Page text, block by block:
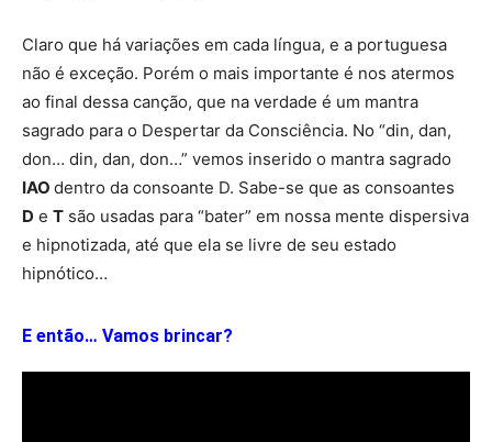
Claro que há variações em cada língua, e a portuguesa
não é exceção. Porém o mais importante é nos atermos
ao final dessa canção, que na verdade é um mantra
sagrado para o Despertar da Consciência. No “din, dan,
don… din, dan, don…” vemos inserido o mantra sagrado
IAO dentro da consoante D. Sabe-se que as consoantes
D e T são usadas para “bater” em nossa mente dispersiva
e hipnotizada, até que ela se livre de seu estado
hipnótico…
E então… Vamos brincar?